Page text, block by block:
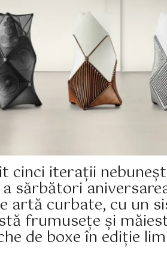
cinci iterații
sărbători
artă curbate, cu un
frumusețe și
de boxe în ediție